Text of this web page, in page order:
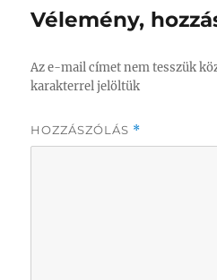
Vélemény,
Az e-mail címet nem tesszük
karakterrel jelöltük
HOZZÁSZÓLÁS *